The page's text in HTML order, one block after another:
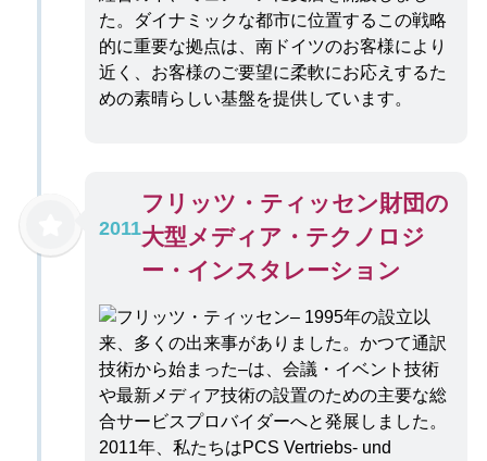
た。ダイナミックな都市に位置するこの戦略
的に重要な拠点は、南ドイツのお客様により
近く、お客様のご要望に柔軟にお応えするた
めの素晴らしい基盤を提供しています。
2011
フリッツ・ティッセン財団の
大型メディア・テクノロジ
ー・インスタレーション
2011年、私たちはPCS Vertriebs- und